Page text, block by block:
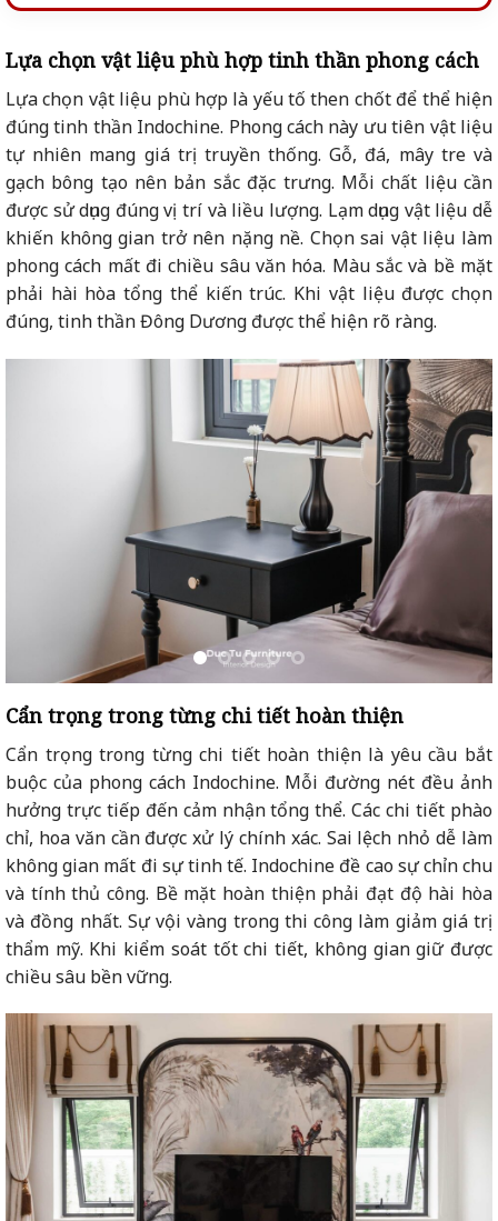
Lựa chọn vật liệu phù hợp tinh thần phong cách
Lựa chọn vật liệu phù hợp là yếu tố then chốt để thể hiện
đúng tinh thần Indochine. Phong cách này ưu tiên vật liệu
tự nhiên mang giá trị truyền thống. Gỗ, đá, mây tre và
gạch bông tạo nên bản sắc đặc trưng. Mỗi chất liệu cần
được sử dụng đúng vị trí và liều lượng. Lạm dụng vật liệu dễ
khiến không gian trở nên nặng nề. Chọn sai vật liệu làm
phong cách mất đi chiều sâu văn hóa. Màu sắc và bề mặt
phải hài hòa tổng thể kiến trúc. Khi vật liệu được chọn
đúng, tinh thần Đông Dương được thể hiện rõ ràng.
Cẩn trọng trong từng chi tiết hoàn thiện
Cẩn trọng trong từng chi tiết hoàn thiện là yêu cầu bắt
buộc của phong cách Indochine. Mỗi đường nét đều ảnh
hưởng trực tiếp đến cảm nhận tổng thể. Các chi tiết phào
chỉ, hoa văn cần được xử lý chính xác. Sai lệch nhỏ dễ làm
không gian mất đi sự tinh tế. Indochine đề cao sự chỉn chu
và tính thủ công. Bề mặt hoàn thiện phải đạt độ hài hòa
và đồng nhất. Sự vội vàng trong thi công làm giảm giá trị
thẩm mỹ. Khi kiểm soát tốt chi tiết, không gian giữ được
chiều sâu bền vững.